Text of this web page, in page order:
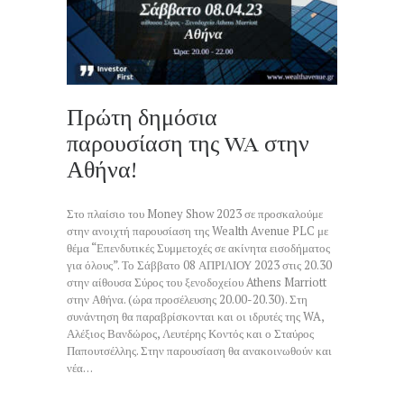
Πρώτη δημόσια
παρουσίαση της WA στην
Αθήνα!
Στο πλαίσιο του Money Show 2023 σε προσκαλούμε
στην ανοιχτή παρουσίαση της Wealth Avenue PLC με
θέμα “Επενδυτικές Συμμετοχές σε ακίνητα εισοδήματος
για όλους”. Το Σάββατο 08 ΑΠΡΙΛΙΟΥ 2023 στις 20.30
στην αίθουσα Σύρος του ξενοδοχείου Athens Marriott
στην Αθήνα. (ώρα προσέλευσης 20.00-20.30). Στη
συνάντηση θα παραβρίσκονται και οι ιδρυτές της WA,
Αλέξιος Βανδώρος, Λευτέρης Κοντός και ο Σταύρος
Παπουτσέλλης. Στην παρουσίαση θα ανακοινωθούν και
νέα…